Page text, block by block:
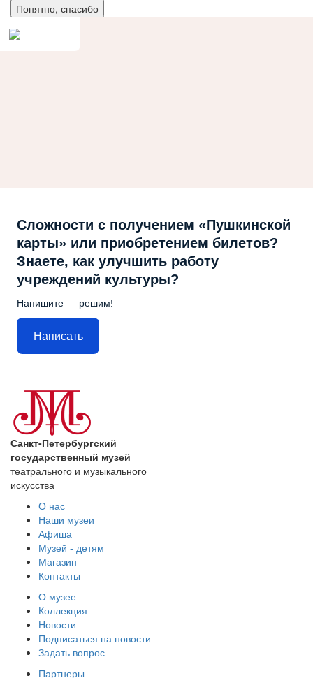
Понятно, спасибо
Сложности с получением «Пушкинской
карты» или приобретением билетов?
Знаете, как улучшить работу
учреждений культуры?
Напишите — решим!
Написать
Санкт-Петербургский
государственный музей
театрального и музыкального
искусства
О нас
Наши музеи
Афиша
Музей - детям
Магазин
Контакты
О музее
Коллекция
Новости
Подписаться на новости
Задать вопрос
Партнеры